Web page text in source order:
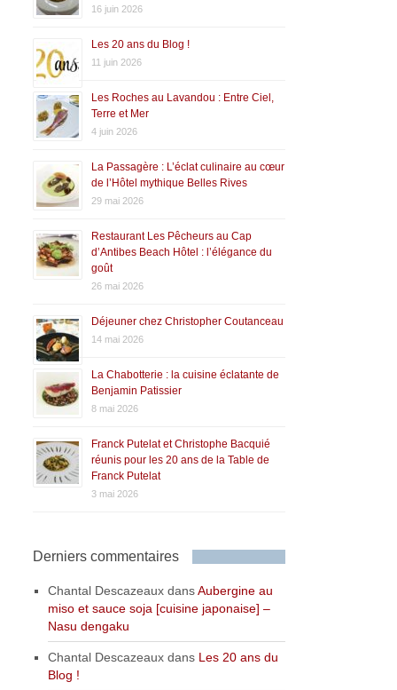
16 juin 2026
Les 20 ans du Blog !
11 juin 2026
Les Roches au Lavandou : Entre Ciel,
Terre et Mer
4 juin 2026
La Passagère : L’éclat culinaire au cœur
de l’Hôtel mythique Belles Rives
29 mai 2026
Restaurant Les Pêcheurs au Cap
d’Antibes Beach Hôtel : l’élégance du
goût
26 mai 2026
Déjeuner chez Christopher Coutanceau
14 mai 2026
La Chabotterie : la cuisine éclatante de
Benjamin Patissier
8 mai 2026
Franck Putelat et Christophe Bacquié
réunis pour les 20 ans de la Table de
Franck Putelat
3 mai 2026
Derniers commentaires
Chantal Descazeaux dansAubergine au
miso et sauce soja [cuisine japonaise] –
Nasu dengaku
Chantal Descazeaux dans Les 20 ans du
Blog !